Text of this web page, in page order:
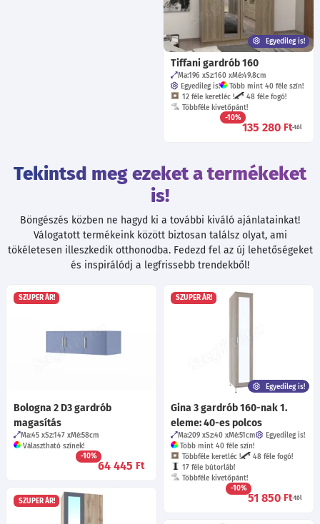
Egyedileg is!
Tiffani gardrób 160
Ma:196 Sz:160 Mé:49.8cm
Egyedileg is!
Több mint 40 féle szín!
12 féle keretléc !
48 féle fogó!
Többféle kivetőpánt!
-10%
135 280 Ft-tól
Tekintsd meg ezeket a termékeket
is!
Böngészés közben ne hagyd ki a további kiváló ajánlatainkat!
Válogatott termékeink között biztosan találsz olyat, ami
tökéletesen illeszkedik otthonodba. Fedezd fel az új lehetőségeket
és inspirálódj a legfrissebb trendekből!
SZUPER ÁR!
Bologna 2 D3 gardrób
magasítás
Ma:45 Sz:147 Mé:58cm
Választható színek!
-10%
64 445 Ft
SZUPER ÁR!
Egyedileg is!
Gina 3 gardrób 160-nak 1.
eleme: 40-es polcos
Ma:209 Sz:40 Mé:51cm
Egyedileg is!
Több mint 40 féle szín!
Többféle keretléc !
48 féle fogó!
17 féle bútorláb!
Többféle kivetőpánt!
-10%
51 850 Ft-tól
SZUPER ÁR!